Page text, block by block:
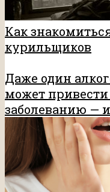
Как
курильщиков
Даже один
может
заболеванию —